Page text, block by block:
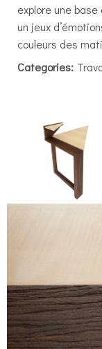
explore une
un jeux
couleurs des
Categories: